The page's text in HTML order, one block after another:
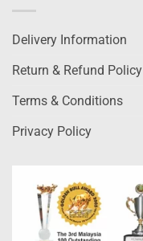
Delivery Information
Return & Refund Policy
Terms & Conditions
Privacy Policy